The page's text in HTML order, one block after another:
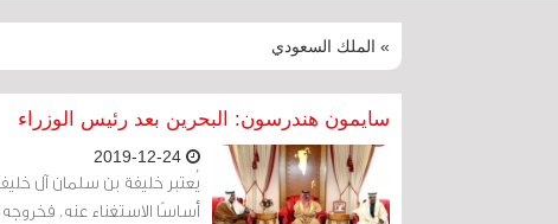
» الملك السعودي
سايمون هندرسون: البحرين بعد رئيس الوزراء
يُعتبر خليفة بن سلمان آل
أساسًا الاستغناء عنه.